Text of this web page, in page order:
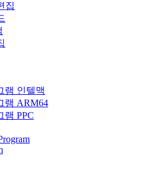
집
램 인텔맥
램 ARM64
램 PPC